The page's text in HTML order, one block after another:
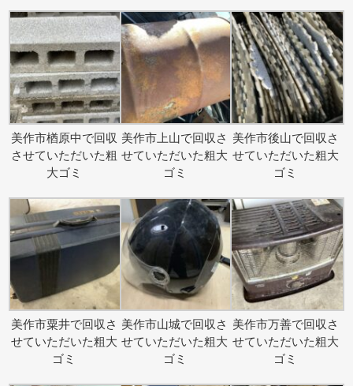
美作市楢原中で回収
させていただいた粗
大ゴミ
美作市上山で回収さ
せていただいた粗大
ゴミ
美作市後山で回収さ
せていただいた粗大
ゴミ
美作市粟井で回収さ
せていただいた粗大
ゴミ
美作市山城で回収さ
せていただいた粗大
ゴミ
美作市万善で回収さ
せていただいた粗大
ゴミ